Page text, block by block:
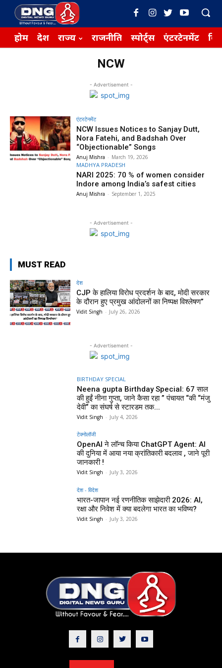
होम देश राज्य राजनीति स्पोर्ट्स एंटरटेनमेंट
NCW
- Advertisement -
एंटरटेनमेंट
NCW Issues Notices to Sanjay Dutt,
Nora Fatehi, and Badshah Over
“Objectionable” Songs
Anuj Mishra - March 19, 2026
MADHYA PRADESH
NARI 2025: 70 % of women consider
Indore among India’s safest cities
Anuj Mishra - September 1, 2025
- Advertisement -
MUST READ
देश
CJP के हालिया विरोध प्रदर्शन के बाद, मोदी सरकार
के दौरान हुए प्रमुख आंदोलनों का निष्पक्ष विश्लेषण”
Vidit Singh - July 26, 2026
- Advertisement -
BIRTHDAY SPECIAL
Neena gupta Birthday Special: 67 साल
की हुईं नीना गुप्ता, जाने कैसा रहा ” पंचायत “की “मंजु
देवी” का संघर्ष से स्टारडम तक...
Vidit Singh - July 4, 2026
टेक्नोलॉजी
OpenAI ने लॉन्च किया ChatGPT Agent: AI
की दुनिया में आया नया क्रांतिकारी बदलाव , जाने पूरी
जानकारी !
Vidit Singh - July 3, 2026
देश - विदेश
भारत-जापान नई रणनीतिक साझेदारी 2026: AI,
रक्षा और निवेश में क्या बदलेगा भारत का भविष्य?
Vidit Singh - July 3, 2026